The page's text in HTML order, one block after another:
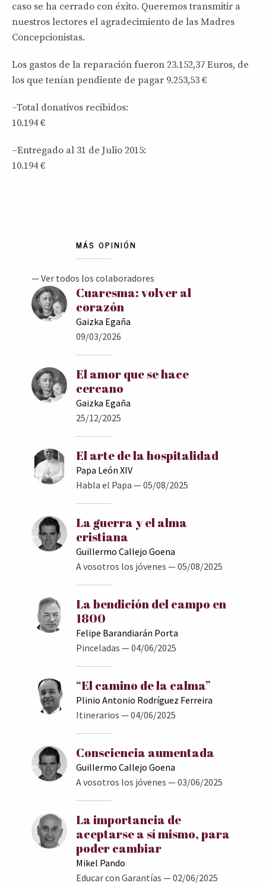
caso se ha cerrado con éxito. Queremos transmitir a
nuestros lectores el agradecimiento de las Madres
Concepcionistas.
Los gastos de la reparación fueron 23.152,37 Euros, de
los que tenían pendiente de pagar 9.253,53 €
–Total donativos recibidos:
10.194 €
–Entregado al 31 de Julio 2015:
10.194 €
MÁS OPINIÓN
Cuaresma: volver al
corazón
Gaizka Egaña
09/03/2026
El amor que se hace
cercano
Gaizka Egaña
25/12/2025
El arte de la hospitalidad
Papa León XIV
Habla el Papa — 05/08/2025
La guerra y el alma
cristiana
Guillermo Callejo Goena
A vosotros los jóvenes — 05/08/2025
La bendición del campo en
1800
Felipe Barandiarán Porta
Pinceladas — 04/06/2025
“El camino de la calma”
Plinio Antonio Rodríguez Ferreira
Itinerarios — 04/06/2025
Consciencia aumentada
Guillermo Callejo Goena
A vosotros los jóvenes — 03/06/2025
La importancia de
aceptarse a sí mismo, para
poder cambiar
Mikel Pando
Educar con Garantías — 02/06/2025
— Ver todos los colaboradores